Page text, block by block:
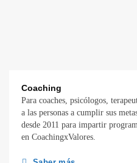
Coaching
Para coaches, psicólogos,
a las personas a cumplir sus
desde 2011 para impartir
en CoachingxValores.